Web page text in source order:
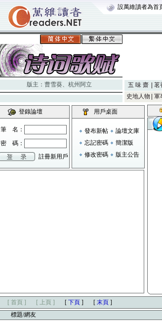
設萬維讀者為首
版主： 曹雪葵、 杭州阿立 五 味 齋 茗
史地人物
軍
登錄論壇
筆 名：
密 碼：
註冊新用戶
用戶桌面
發布新帖
論壇文庫
忘記密碼
簡潔版
修改密碼
版主公告
[ 首頁 ] [ 上頁 ] [ 下頁 ] [ 末頁 ]
標題/網友